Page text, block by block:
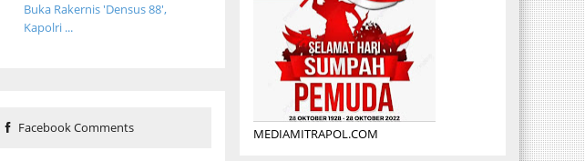
Buka Rakernis 'Densus 88',
Kapolri ...
Facebook Comments MEDIAMITRAPOL.COM